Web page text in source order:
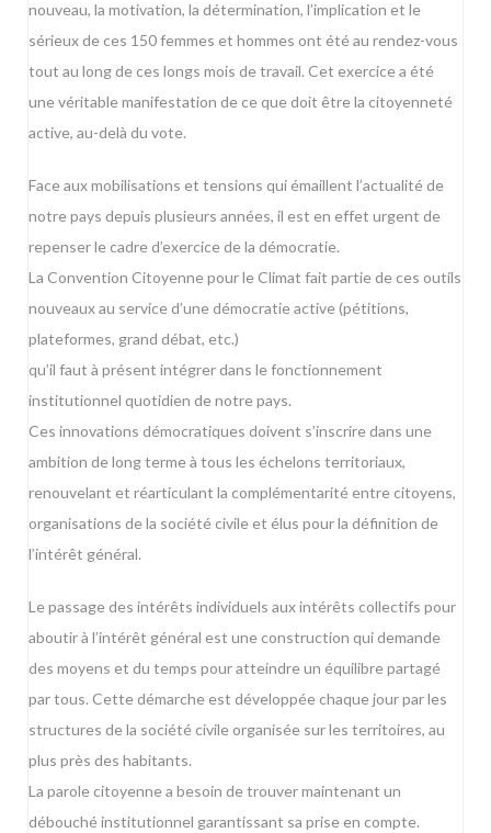
nouveau, la motivation, la détermination, l’implication et le
sérieux de ces 150 femmes et hommes ont été au rendez-vous
tout au long de ces longs mois de travail. Cet exercice a été
une véritable manifestation de ce que doit être la citoyenneté
active, au-delà du vote.
Face aux mobilisations et tensions qui émaillent l’actualité de
notre pays depuis plusieurs années, il est en effet urgent de
repenser le cadre d’exercice de la démocratie.
La Convention Citoyenne pour le Climat fait partie de ces outils
nouveaux au service d’une démocratie active (pétitions,
plateformes, grand débat, etc.)
qu’il faut à présent intégrer dans le fonctionnement
institutionnel quotidien de notre pays.
Ces innovations démocratiques doivent s’inscrire dans une
ambition de long terme à tous les échelons territoriaux,
renouvelant et réarticulant la complémentarité entre citoyens,
organisations de la société civile et élus pour la définition de
l’intérêt général.
Le passage des intérêts individuels aux intérêts collectifs pour
aboutir à l’intérêt général est une construction qui demande
des moyens et du temps pour atteindre un équilibre partagé
par tous. Cette démarche est développée chaque jour par les
structures de la société civile organisée sur les territoires, au
plus près des habitants.
La parole citoyenne a besoin de trouver maintenant un
débouché institutionnel garantissant sa prise en compte.